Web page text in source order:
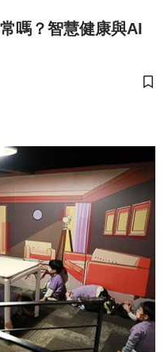
嗎？智慧健康與AI
儲